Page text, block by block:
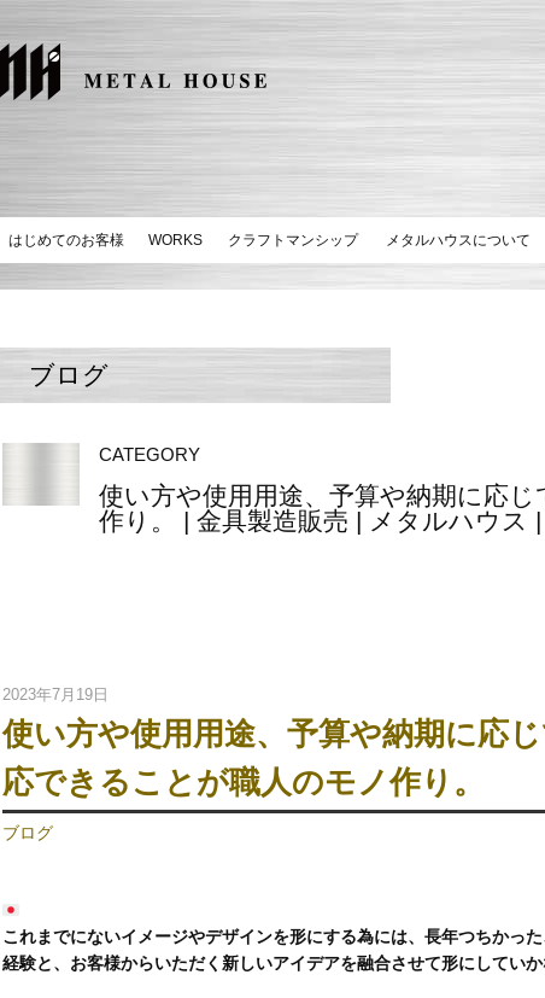
はじめてのお客様 WORKS クラフトマンシップ メタルハウスについて
ブログ
CATEGORY
使い方や使用用途、予算や納期に応
作り。 | 金具製造販売 | メタルハウス
2023年7月19日
使い方や使用用途、予算や納期に応
応できることが職人のモノ作り。
ブログ
これまでにないイメージやデザインを形にする為には、長年つちかった
経験と、お客様からいただく新しいアイデアを融合させて形にしていか